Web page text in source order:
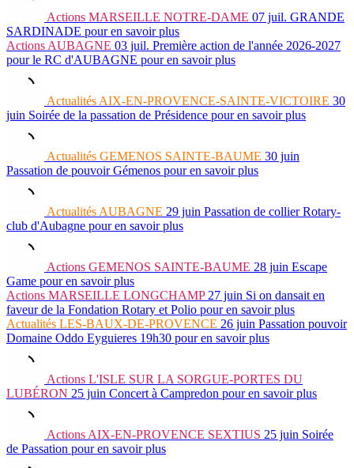
Actions MARSEILLE NOTRE-DAME 07 juil. GRANDE
SARDINADE pour en savoir plus
Actions AUBAGNE 03 juil. Première action de l'année 2026-2027
pour le RC d'AUBAGNE pour en savoir plus
Actualités AIX-EN-PROVENCE-SAINTE-VICTOIRE 30
juin Soirée de la passation de Présidence pour en savoir plus
Actualités GEMENOS SAINTE-BAUME 30 juin
Passation de pouvoir Gémenos pour en savoir plus
Actualités AUBAGNE 29 juin Passation de collier Rotary-
club d'Aubagne pour en savoir plus
Actions GEMENOS SAINTE-BAUME 28 juin Escape
Game pour en savoir plus
Actions MARSEILLE LONGCHAMP 27 juin Si on dansait en
faveur de la Fondation Rotary et Polio pour en savoir plus
Actualités LES-BAUX-DE-PROVENCE 26 juin Passation pouvoir
Domaine Oddo Eyguieres 19h30 pour en savoir plus
Actions L'ISLE SUR LA SORGUE-PORTES DU
LUBÉRON 25 juin Concert à Campredon pour en savoir plus
Actions AIX-EN-PROVENCE SEXTIUS 25 juin Soirée
de Passation pour en savoir plus